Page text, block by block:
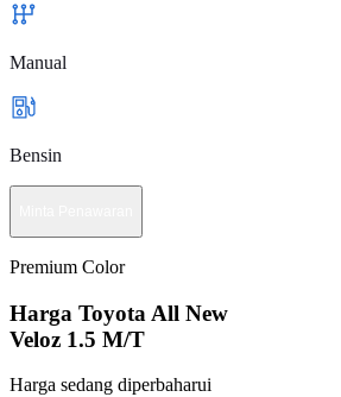
Manual
Bensin
Premium Color
Harga Toyota All New
Veloz 1.5 M/T
Harga sedang diperbaharui